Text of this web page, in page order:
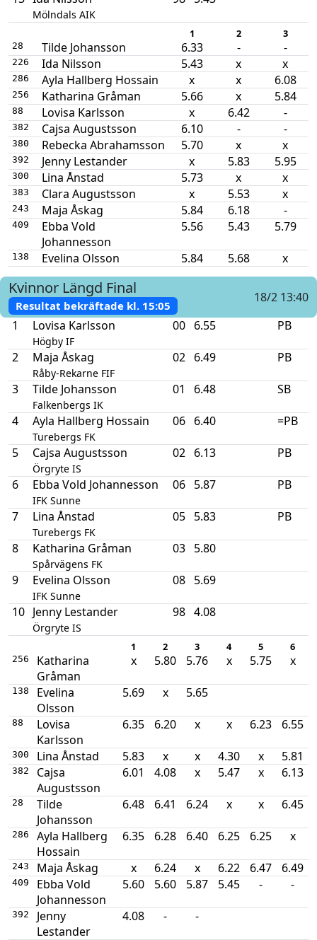
Mölndals AIK
1 2 3
28 Tilde Johansson 6.33 - -
226 Ida Nilsson 5.43 x x
286 Ayla Hallberg Hossain x x 6.08
256 Katharina Gråman 5.66 x 5.84
88 Lovisa Karlsson x 6.42 -
382 Cajsa Augustsson 6.10 - -
380 Rebecka Abrahamsson 5.70 x x
392 Jenny Lestander x 5.83 5.95
300 Lina Ånstad 5.73 x x
383 Clara Augustsson x 5.53 x
243 Maja Åskag 5.84 6.18 -
409
Ebba Vold
Johannesson
5.56 5.43 5.79
138 Evelina Olsson 5.84 5.68 x
Kvinnor Längd Final
Resultat bekräftade kl.15:05
18/2 13:40
1
Lovisa Karlsson
Högby IF
00 6.55 PB
2 Maja Åskag
Råby-Rekarne FIF
02 6.49 PB
3 Tilde Johansson
Falkenbergs IK
01 6.48 SB
4 Ayla Hallberg Hossain
Turebergs FK
06 6.40 =PB
5 Cajsa Augustsson
Örgryte IS
02 6.13 PB
6 Ebba Vold Johannesson
IFK Sunne
06 5.87 PB
7 Lina Ånstad
Turebergs FK
05 5.83 PB
8 Katharina Gråman
Spårvägens FK
03 5.80
9 Evelina Olsson
IFK Sunne
08 5.69
10 Jenny Lestander
Örgryte IS
98 4.08
1 2 3 4 5 6
256
Katharina
Gråman
x 5.80 5.76 x 5.75 x
138
Evelina
Olsson
5.69 x 5.65
88
Lovisa
Karlsson
6.35 6.20 x x 6.23 6.55
300 Lina Ånstad 5.83 x x 4.30 x 5.81
382
Cajsa
Augustsson
6.01 4.08 x 5.47 x 6.13
28
Tilde
Johansson
6.48 6.41 6.24 x x 6.45
286
Ayla Hallberg
Hossain
6.35 6.28 6.40 6.25 6.25 x
243 Maja Åskag x 6.24 x 6.22 6.47 6.49
409
Ebba Vold
Johannesson
5.60 5.60 5.87 5.45 - -
392
Jenny
Lestander
4.08 - -